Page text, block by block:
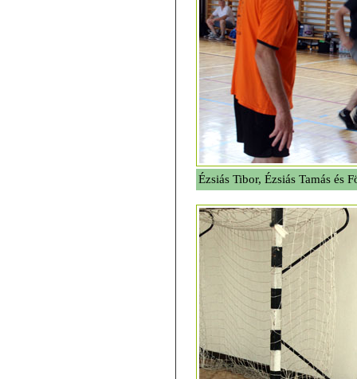
Ézsiás Tibor, Ézsiás Tamás és